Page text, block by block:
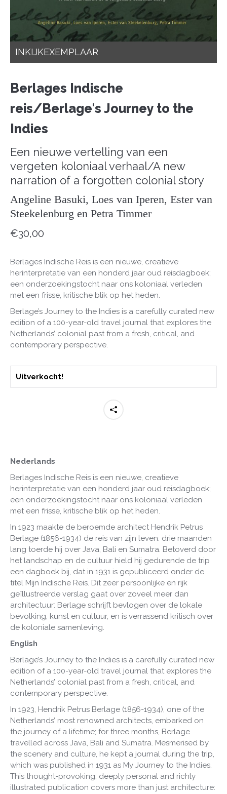
INKIJKEXEMPLAAR
Berlages Indische
reis/Berlage's Journey to the
Indies
Een nieuwe vertelling van een
vergeten koloniaal verhaal/A new
narration of a forgotten colonial story
Angeline Basuki, Loes van Iperen, Ester van
Steekelenburg en Petra Timmer
€30,00
Berlages Indische Reis is een nieuwe, creatieve
herinterpretatie van een honderd jaar oud reisdagboek;
een onderzoekingstocht naar ons koloniaal verleden
met een frisse, kritische blik op het heden.
Berlage’s Journey to the Indies is a carefully curated new
edition of a 100-year-old travel journal that explores the
Netherlands’ colonial past from a fresh, critical, and
contemporary perspective.
Uitverkocht!
Nederlands
Berlages Indische Reis is een nieuwe, creatieve
herinterpretatie van een honderd jaar oud reisdagboek;
een onderzoekingstocht naar ons koloniaal verleden
met een frisse, kritische blik op het heden.
In 1923 maakte de beroemde architect Hendrik Petrus
Berlage (1856-1934) de reis van zijn leven: drie maanden
lang toerde hij over Java, Bali en Sumatra. Betoverd door
het landschap en de cultuur hield hij gedurende de trip
een dagboek bij, dat in 1931 is gepubliceerd onder de
titel Mijn Indische Reis. Dit zeer persoonlijke en rijk
geïllustreerde verslag gaat over zoveel meer dan
architectuur: Berlage schrijft bevlogen over de lokale
bevolking, kunst en cultuur, en is verrassend kritisch over
de koloniale samenleving.
English
Berlage’s Journey to the Indies is a carefully curated new
edition of a 100-year-old travel journal that explores the
Netherlands’ colonial past from a fresh, critical, and
contemporary perspective.
In 1923, Hendrik Petrus Berlage (1856-1934), one of the
Netherlands’ most renowned architects, embarked on
the journey of a lifetime; for three months, Berlage
travelled across Java, Bali and Sumatra. Mesmerised by
the scenery and culture, he kept a journal during the trip,
which was published in 1931 as My Journey to the Indies.
This thought-provoking, deeply personal and richly
illustrated publication covers more than just architecture: